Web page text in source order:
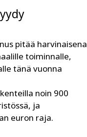
pitää harvinaisena
toiminnalle,
tänä vuonna
noin 900
ja
euron raja.